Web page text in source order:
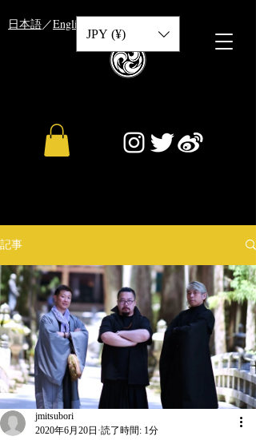
​日本語／English
JPY (¥)
記事
jmitsubori
2020年6月20日 読了時間: 1分